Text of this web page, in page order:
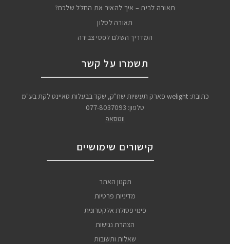
תאורה לבית – איך להאיר את החלל שלכם?
תאורה לסלון
המדריך השלם לפסי צבירה
תשמרו על קשר
כתובת: welight פארק תעשיות שח"ק, שקד בבעלות סאיינט לקת בע"מ
טלפון: 077-8037093
ווטסאפ
קישורים שימושיים
תקנון האתר
מדיניות פרטיות
פינוי פסולת אלקטרונית
הצהרת נגישות
שאלות ותשובות